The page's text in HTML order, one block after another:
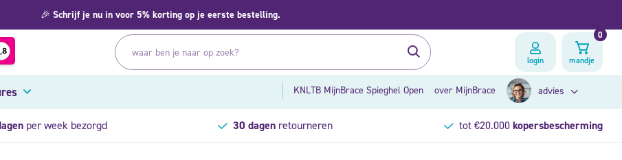
🎉 Schrijf je nu in voor 5% korting op je eerste bestelling.
login mandje
0
KNLTB MijnBrace Spieghel Open over MijnBrace advies
per week bezorgd 30 dagen retourneren tot €20.000kopersbescherming